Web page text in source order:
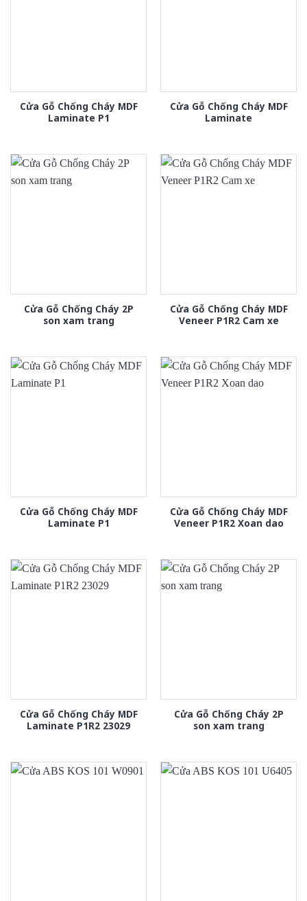
Cửa Gỗ Chống Cháy MDF
Laminate P1
Cửa Gỗ Chống Cháy MDF
Laminate
Cửa Gỗ Chống Cháy 2P
son xam trang
Cửa Gỗ Chống Cháy MDF
Veneer P1R2 Cam xe
Cửa Gỗ Chống Cháy MDF
Laminate P1
Cửa Gỗ Chống Cháy MDF
Veneer P1R2 Xoan dao
Cửa Gỗ Chống Cháy MDF
Laminate P1R2 23029
Cửa Gỗ Chống Cháy 2P
son xam trang